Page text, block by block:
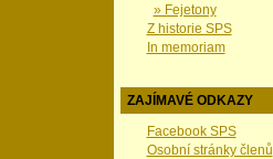
» Fejetony
Z historie SPS
In memoriam
ZAJÍMAVÉ ODKAZY
Facebook SPS
Osobní stránky členů